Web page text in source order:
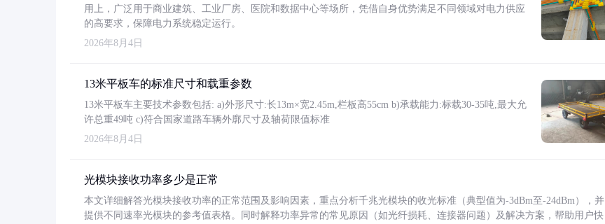
用上，广泛用于商业建筑、工业厂房、医院和数据中心等场所，凭借自身优势满足不同领域对电力供应
的高要求，保障电力系统稳定运行。
2026年8月4日
13米平板车的标准尺寸和载重参数
13米平板车主要技术参数包括: a)外形尺寸:长13m×宽2.45m,栏板高55cm b)承载能力:标载30-35吨,最大允
许总重49吨 c)符合国家道路车辆外廓尺寸及轴荷限值标准
2026年8月4日
光模块接收功率多少是正常
本文详细解答光模块接收功率的正常范围及影响因素，重点分析千兆光模块的收光标准（典型值为-3dBm至-24dBm），并
提供不同速率光模块的参考值表格。同时解释功率异常的常见原因（如光纤损耗、连接器问题）及解决方案，帮助用户快